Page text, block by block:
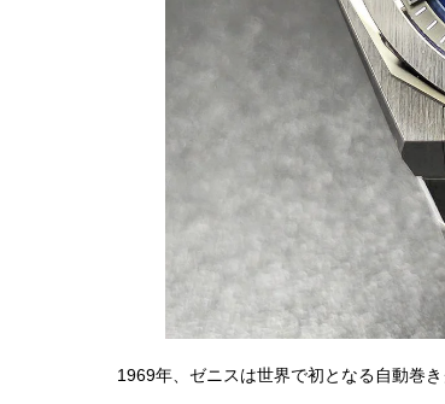
1969年、ゼニスは世界で初となる自動巻